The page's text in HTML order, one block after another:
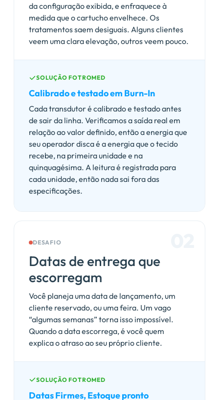
da configuração exibida, e enfraquece à
medida que o cartucho envelhece. Os
tratamentos saem desiguais. Alguns clientes
veem uma clara elevação, outros veem pouco.
SOLUÇÃO FOTROMED
Calibrado e testado em Burn-In
Cada transdutor é calibrado e testado antes
de sair da linha. Verificamos a saída real em
relação ao valor definido, então a energia que
seu operador disca é a energia que o tecido
recebe, na primeira unidade e na
quinquagésima. A leitura é registrada para
cada unidade, então nada sai fora das
especificações.
DESAFIO
Datas de entrega que
escorregam
Você planeja uma data de lançamento, um
cliente reservado, ou uma feira. Um vago
“algumas semanas” torna isso impossível.
Quando a data escorrega, é você quem
explica o atraso ao seu próprio cliente.
SOLUÇÃO FOTROMED
Datas Firmes, Estoque pronto